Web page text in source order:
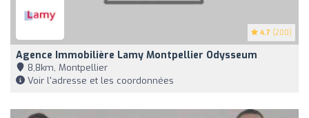
4.7 (200)
Agence Immobilière Lamy Montpellier Odysseum
8,8km, Montpellier
Voir l'adresse et les coordonnées